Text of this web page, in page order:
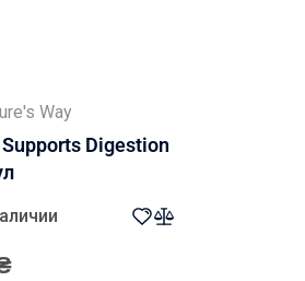
Way
Digestion